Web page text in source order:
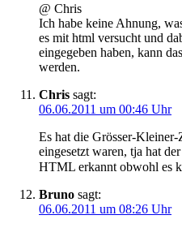
@ Chris
Ich habe keine Ahnung,
es mit html versucht und
eingegeben haben, kann
werden.
Chris sagt:
06.06.2011 um 00:46 Uhr
Es hat die Grösser-
eingesetzt waren, tja hat
HTML erkannt obwohl es
Bruno sagt:
06.06.2011 um 08:26 Uhr